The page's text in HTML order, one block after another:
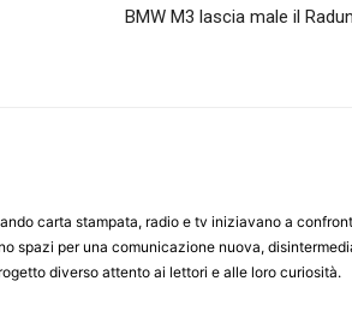
BMW M3 lascia male il
carta stampata, radio e tv iniziavano a
spazi per una comunicazione nuova,
diverso attento ai lettori e alle loro curiosità.